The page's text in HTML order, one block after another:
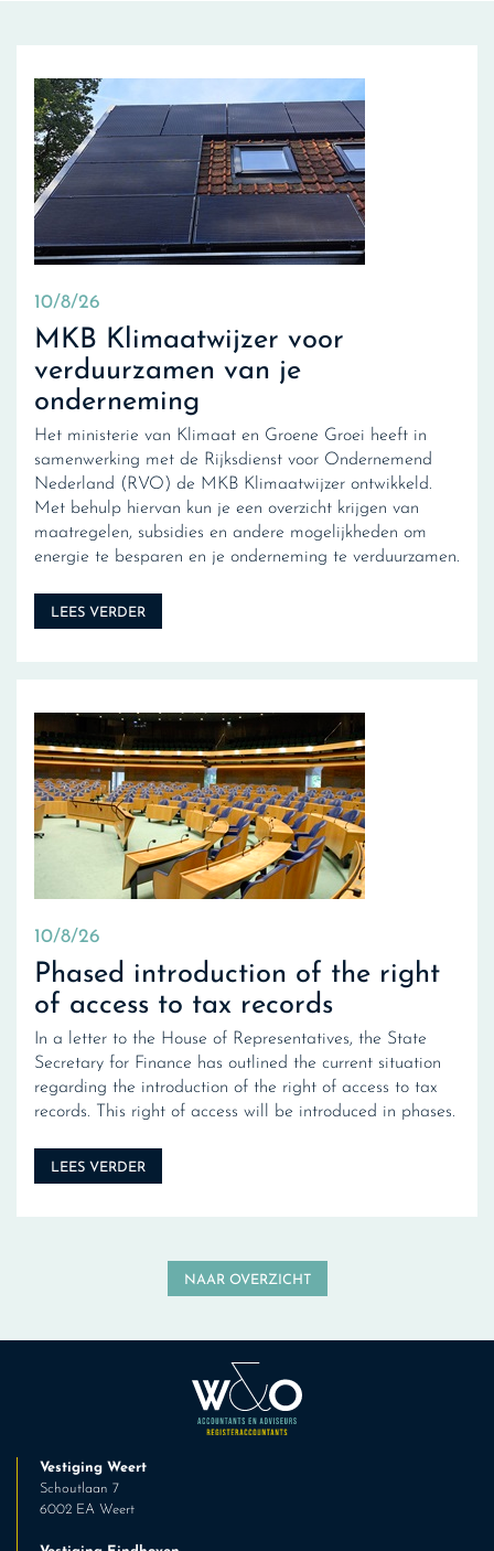
10/8/26
MKB Klimaatwijzer voor
verduurzamen van je
onderneming
Het ministerie van Klimaat en Groene Groei heeft in
samenwerking met de Rijksdienst voor Ondernemend
Nederland (RVO) de MKB Klimaatwijzer ontwikkeld.
Met behulp hiervan kun je een overzicht krijgen van
maatregelen, subsidies en andere mogelijkheden om
energie te besparen en je onderneming te verduurzamen.
LEES VERDER
10/8/26
Phased introduction of the right
of access to tax records
In a letter to the House of Representatives, the State
Secretary for Finance has outlined the current situation
regarding the introduction of the right of access to tax
records. This right of access will be introduced in phases.
LEES VERDER
NAAR OVERZICHT
Vestiging Weert
Schoutlaan 7
6002 EA Weert